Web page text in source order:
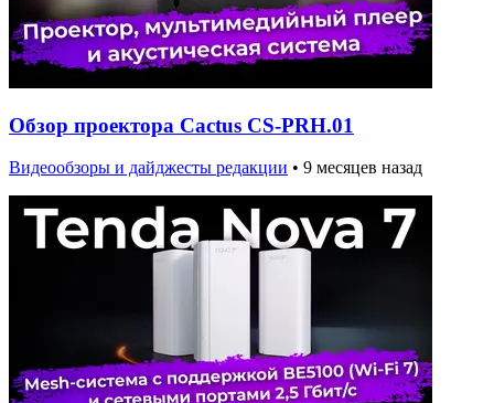
Обзор проектора Cactus CS-PRH.01
Видеообзоры и дайджесты редакции • 9 месяцев назад